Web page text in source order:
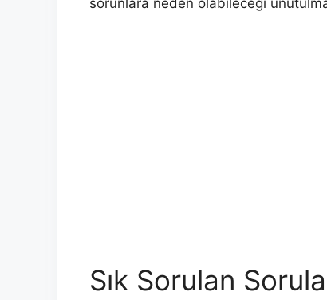
Sık Sorulan